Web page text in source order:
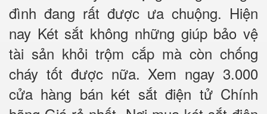
đình đang rất được ưa chuộng. Hiện
nay Két sắt không những giúp bảo vệ
tài sản khỏi trộm cắp mà còn chống
cháy tốt được nữa. Xem ngay 3.000
cửa hàng bán két sắt điện tử Chính